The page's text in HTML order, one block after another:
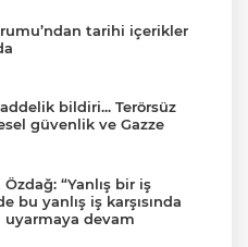
tarihi içerikler
bildiri... Terörsüz
güvenlik ve Gazze
“Yanlış bir iş
bu yanlış iş karşısında
devam